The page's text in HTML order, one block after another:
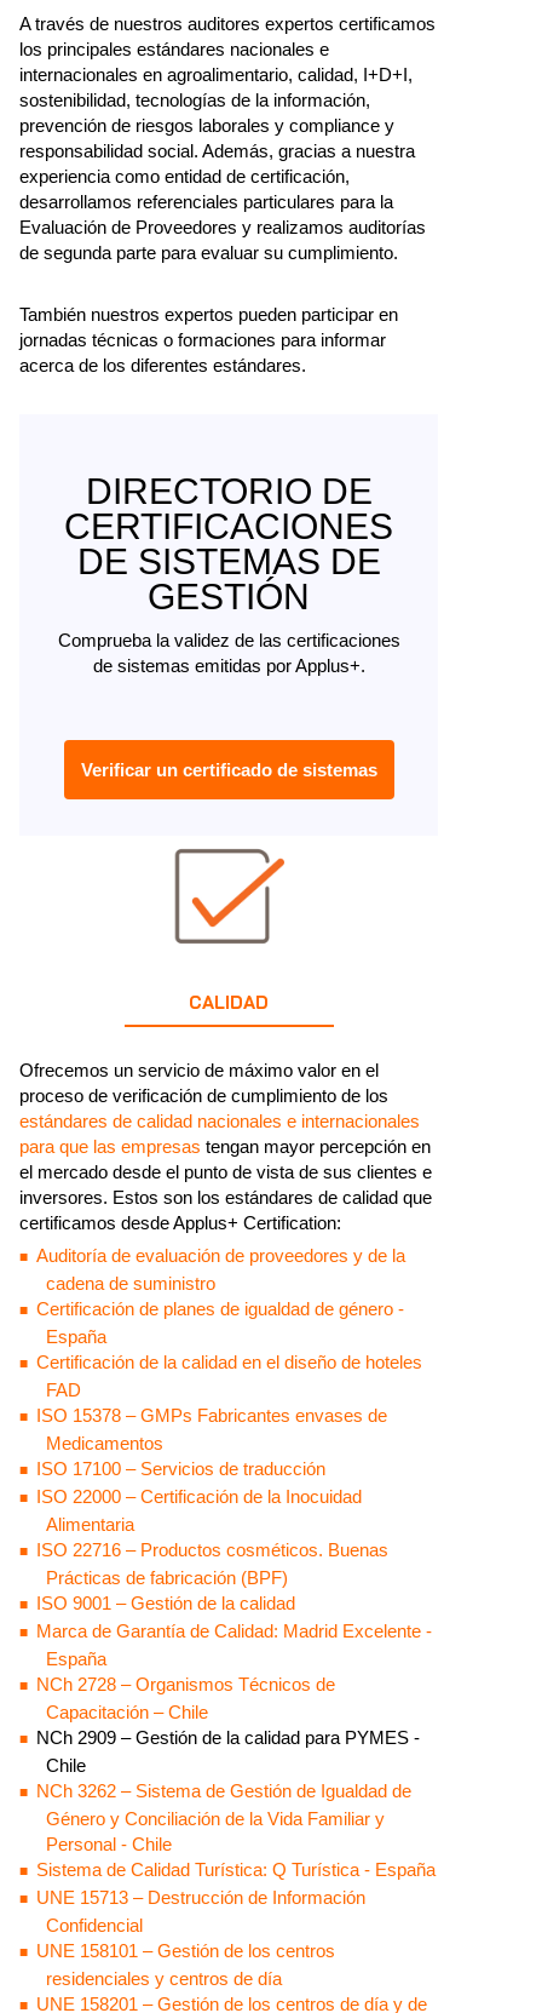
A través de nuestros auditores expertos certificamos
los principales estándares nacionales e
internacionales en agroalimentario, calidad, I+D+I,
sostenibilidad, tecnologías de la información,
prevención de riesgos laborales y compliance y
responsabilidad social. Además, gracias a nuestra
experiencia como entidad de certificación,
desarrollamos referenciales particulares para la
Evaluación de Proveedores y realizamos auditorías
de segunda parte para evaluar su cumplimiento.
También nuestros expertos pueden participar en
jornadas técnicas o formaciones para informar
acerca de los diferentes estándares.
DIRECTORIO DE
CERTIFICACIONES
DE SISTEMAS DE
GESTIÓN
Comprueba la validez de las certificaciones
de sistemas emitidas por Applus+.
Verificar un certificado de sistemas
CALIDAD
Ofrecemos un servicio de máximo valor en el
proceso de verificación de cumplimiento de los
estándares de calidad nacionales e internacionales
para que las empresas tengan mayor percepción en
el mercado desde el punto de vista de sus clientes e
inversores. Estos son los estándares de calidad que
certificamos desde Applus+ Certification:
Auditoría de evaluación de proveedores y de la
cadena de suministro
Certificación de planes de igualdad de género -
España
Certificación de la calidad en el diseño de hoteles
FAD
ISO 15378 – GMPs Fabricantes envases de
Medicamentos
ISO 17100 – Servicios de traducción
ISO 22000 – Certificación de la Inocuidad
Alimentaria
ISO 22716 – Productos cosméticos. Buenas
Prácticas de fabricación (BPF)
ISO 9001 – Gestión de la calidad
Marca de Garantía de Calidad: Madrid Excelente -
España
NCh 2728 – Organismos Técnicos de
Capacitación – Chile
NCh 2909 – Gestión de la calidad para PYMES -
Chile
NCh 3262 – Sistema de Gestión de Igualdad de
Género y Conciliación de la Vida Familiar y
Personal - Chile
Sistema de Calidad Turística: Q Turística - España
UNE 15713 – Destrucción de Información
Confidencial
UNE 158101 – Gestión de los centros
residenciales y centros de día
UNE 158201 – Gestión de los centros de día y de